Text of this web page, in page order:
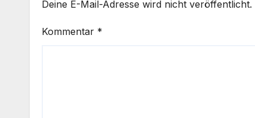
Deine E-Mail-Adresse wird nicht veröffentlicht.
Kommentar *